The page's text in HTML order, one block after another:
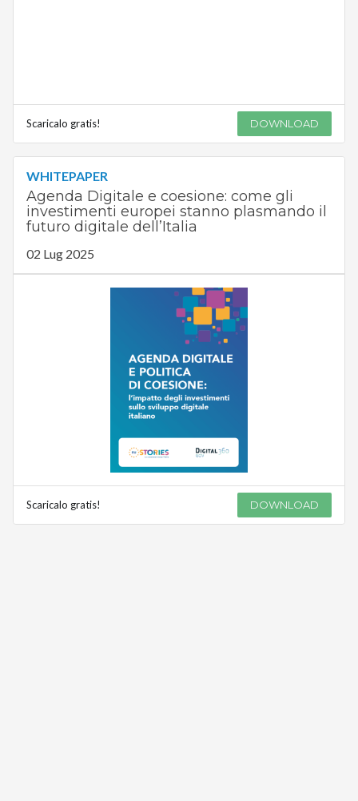
Scaricalo gratis! DOWNLOAD
WHITEPAPER
Agenda Digitale e coesione: come gli
investimenti europei stanno plasmando il
futuro digitale dell’Italia
02 Lug 2025
Scaricalo gratis! DOWNLOAD